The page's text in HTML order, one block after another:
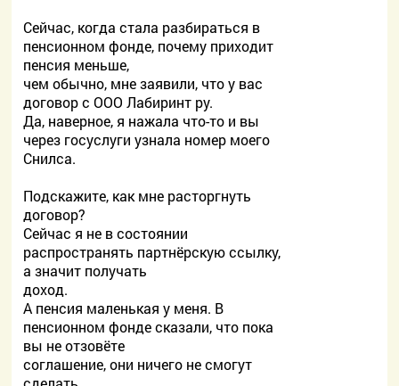
Сейчас, когда стала разбираться в
пенсионном фонде, почему приходит
пенсия меньше,
чем обычно, мне заявили, что у вас
договор с ООО Лабиринт ру.
Да, наверное, я нажала что-то и вы
через госуслуги узнала номер моего
Снилса.
Подскажите, как мне расторгнуть
договор?
Сейчас я не в состоянии
распространять партнёрскую ссылку,
а значит получать
доход.
А пенсия маленькая у меня. В
пенсионном фонде сказали, что пока
вы не отзовёте
соглашение, они ничего не смогут